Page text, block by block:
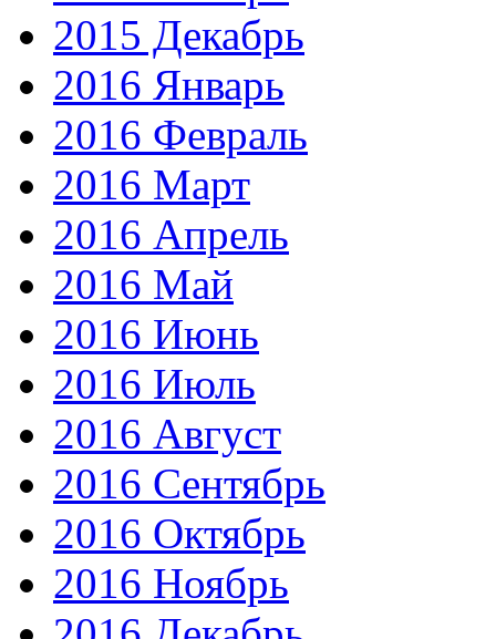
2015 Декабрь
2016 Январь
2016 Февраль
2016 Март
2016 Апрель
2016 Май
2016 Июнь
2016 Июль
2016 Август
2016 Сентябрь
2016 Октябрь
2016 Ноябрь